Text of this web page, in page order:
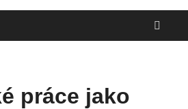
práce jako